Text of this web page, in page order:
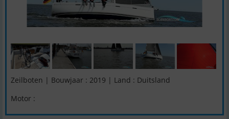
Zeilboten | Bouwjaar : 2019 | Land : Duitsland
Motor :